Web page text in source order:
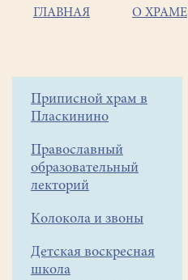
Основная
ГЛАВНАЯ О ХРАМЕ
Боковое
меню
Приписной храм в
Пласкинино
Православный
образовательный
лекторий
Колокола и звоны
Детская воскресная
школа